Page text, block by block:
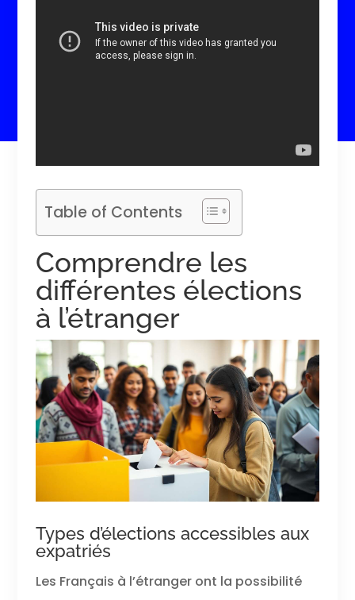
Table of Contents
Comprendre les
différentes élections
à l’étranger
Types d’élections accessibles aux
expatriés
Les Français à l’étranger ont la possibilité